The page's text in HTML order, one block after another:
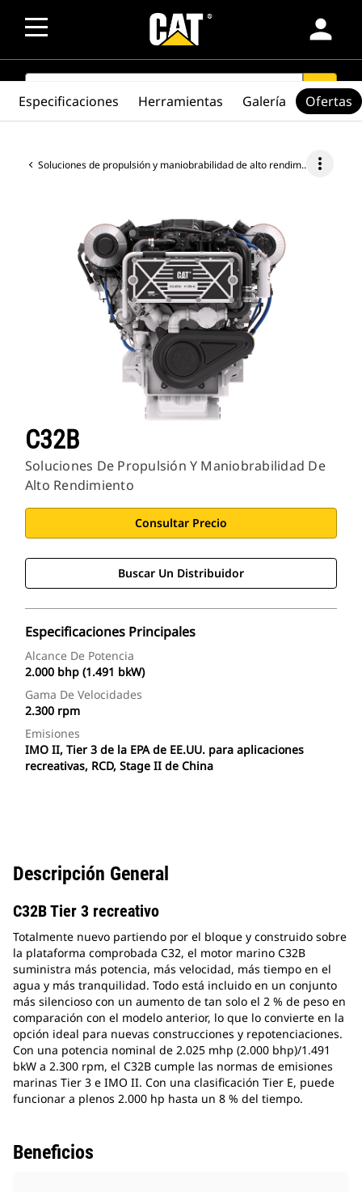
person
SEARCH search
Soluciones de propulsión y maniobrabilidad de alto rendimiento more_vert
C32B
Soluciones De Propulsión Y Maniobrabilidad De
Alto Rendimiento
Consultar Precio
Buscar Un Distribuidor
Especificaciones Principales
Alcance De Potencia
2.000 bhp (1.491 bkW)
Gama De Velocidades
2.300 rpm
Emisiones
IMO II, Tier 3 de la EPA de EE.UU. para aplicaciones
recreativas, RCD, Stage II de China
Especificaciones Herramientas Galería Ofertas
Descripción General
C32B Tier 3 recreativo
Totalmente nuevo partiendo por el bloque y construido sobre
la plataforma comprobada C32, el motor marino C32B
suministra más potencia, más velocidad, más tiempo en el
agua y más tranquilidad. Todo está incluido en un conjunto
más silencioso con un aumento de tan solo el 2 % de peso en
comparación con el modelo anterior, lo que lo convierte en la
opción ideal para nuevas construcciones y repotenciaciones.
Con una potencia nominal de 2.025 mhp (2.000 bhp)/1.491
bkW a 2.300 rpm, el C32B cumple las normas de emisiones
marinas Tier 3 e IMO II. Con una clasificación Tier E, puede
funcionar a plenos 2.000 hp hasta un 8 % del tiempo.
Beneficios